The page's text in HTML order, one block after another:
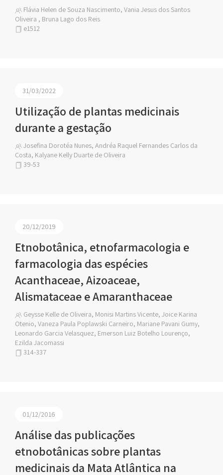
Flávia Helen de Souza Nascimento, Vania Jesus dos Santos
Oliveira , Bruna Lago dos Reis
e1512
31/03/2022
Utilização de plantas medicinais
durante a gestação
Josefina Dorotéa Nunes, Andréa Raquel Fernandes Carlos da
Costa, Kalyane Kelly Duarte de Oliveira
39-53
20/12/2019
Etnobotânica, etnofarmacologia e
farmacologia das espécies
Acanthaceae, Aizoaceae,
Alismataceae e Amaranthaceae
Geysse Kelle de Oliveira, Monisi Martins Vicente, Joice Karina
Otenio, Vaneza Paula Poplawski Carneiro, Mariane Pavani Gumy,
Leonardo Garcia Velasquez, Emerson Luiz Botelho Lourenço,
Ezilda Jacomassi
314-337
01/12/2016
Análise das publicações
etnobotânicas sobre plantas
medicinais da Mata Atlântica na